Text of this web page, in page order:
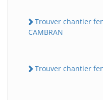
Trouver chantier
CAMBRAN
Trouver chantier